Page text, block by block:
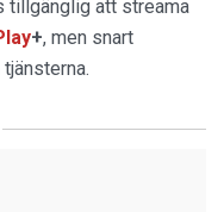
tillgänglig att streama
+, men snart